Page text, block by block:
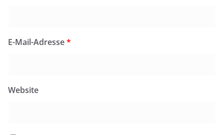
E-Mail-Adresse*
Website